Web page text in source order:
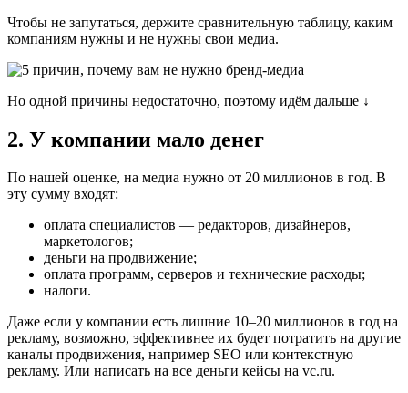
Чтобы не запутаться, держите сравнительную таблицу, каким
компаниям нужны и не нужны свои медиа.
Но одной причины недостаточно, поэтому идём дальше ↓
2. У компании мало денег
По нашей оценке, на медиа нужно от 20 миллионов в год. В
эту сумму входят:
оплата специалистов — редакторов, дизайнеров,
маркетологов;
деньги на продвижение;
оплата программ, серверов и технические расходы;
налоги.
Даже если у компании есть лишние 10–20 миллионов в год на
рекламу, возможно, эффективнее их будет потратить на другие
каналы продвижения, например SEO или контекстную
рекламу. Или написать на все деньги кейсы на vc.ru.